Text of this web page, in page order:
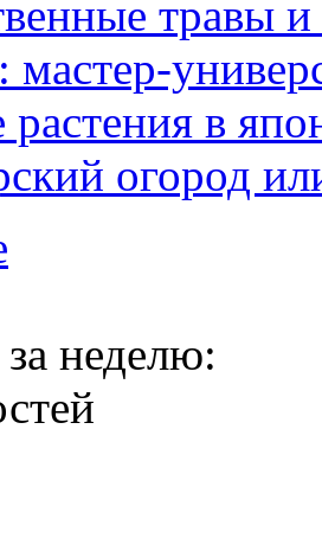
травы и
растения в
огород
неделю: